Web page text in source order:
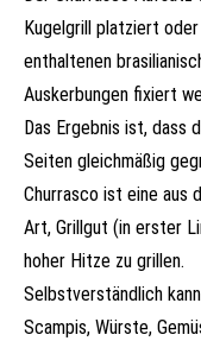
Kugelgrill platziert
enthaltenen
Auskerbungen fixiert
Das Ergebnis ist, dass
Seiten gleichmäßig
Churrasco ist eine aus
Art, Grillgut (in erster
hoher Hitze zu grillen.
Selbstverständlich
Scampis, Würste,